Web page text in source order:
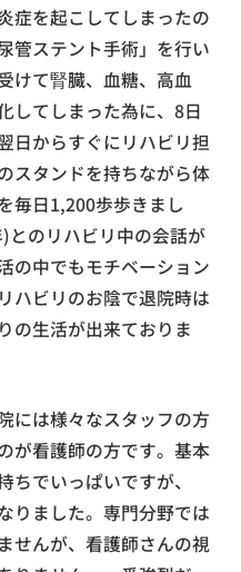
症を起こしてしまったの
管ステント手術」を行い
けて腎臓、血糖、高血
してしまった為に、8日
日からすぐにリハビリ担
スタンドを持ちながら体
毎日1,200歩歩きまし
とのリハビリ中の会話が
の中でもモチベーション
ハビリのお陰で退院時は
の生活が出来ておりま
には様々なスタッフの方
が看護師の方です。基本
ちでいっぱいですが、
りました。専門分野では
せんが、看護師さんの視